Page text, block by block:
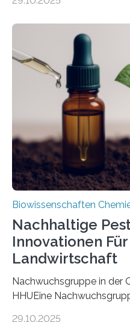
Forschende die bisher
Region Kachin in
ausgezeichnetem
Art einer neuen Gattung
nun den Namen
fossile Nachweis einer
stellt gleichzeitig den
Mückenlarve aus dem
Biowissenschaften
Nachhaltige
Innovationen
Landwirtschaft
Nachwuchsgruppe in der
HHUEine
29.10.2025